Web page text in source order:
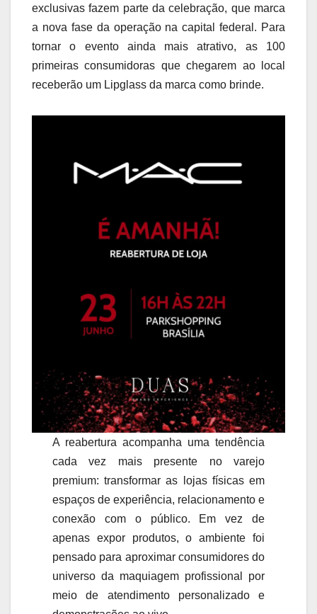
exclusivas fazem parte da celebração, que marca
a nova fase da operação na capital federal. Para
tornar o evento ainda mais atrativo, as 100
primeiras consumidoras que chegarem ao local
receberão um Lipglass da marca como brinde.
A reabertura acompanha uma tendência
cada vez mais presente no varejo
premium: transformar as lojas físicas em
espaços de experiência, relacionamento e
conexão com o público. Em vez de
apenas expor produtos, o ambiente foi
pensado para aproximar consumidores do
universo da maquiagem profissional por
meio de atendimento personalizado e